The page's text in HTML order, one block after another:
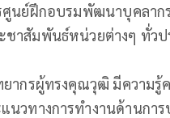
นย์ฝึกอบรมพัฒนาบุคลาก
าสัมพันธ์หน่วยต่างๆ ทั่วป
ากรผู้ทรงคุณวุฒิ มีความรู้
นวทางการทำงานด้านก